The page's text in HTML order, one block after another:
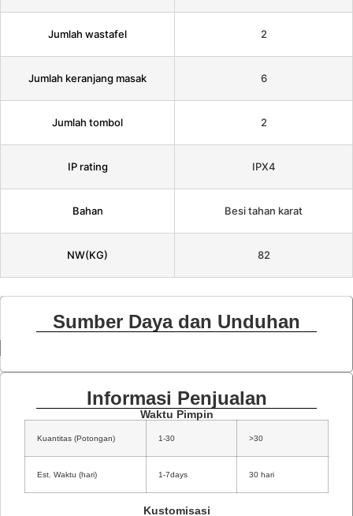
Jumlah wastafel 2
Jumlah keranjang masak 6
Jumlah tombol 2
IP rating IPX4
Bahan Besi tahan karat
NW(KG) 82
Sumber Daya dan Unduhan
Informasi Penjualan
Waktu Pimpin
Kuantitas (Potongan) 1-30 >30
Est. Waktu (hari) 1-7days 30 hari
Kustomisasi